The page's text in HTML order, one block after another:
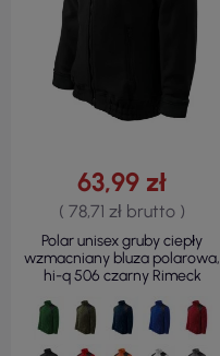
63,99 zł
( 78,71 zł brutto )
Polar unisex gruby ciepły
wzmacniany bluza polarowa,
hi-q 506 czarny Rimeck